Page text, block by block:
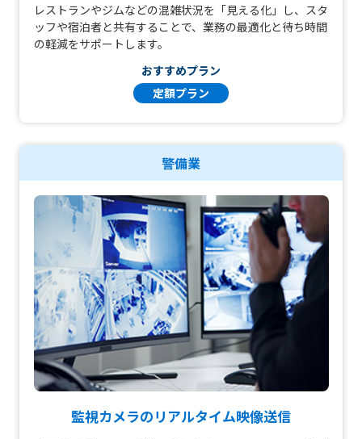
レストランやジムなどの混雑状況を「見える化」し、スタ
ッフや宿泊者と共有することで、業務の最適化と待ち時間
の軽減をサポートします。
おすすめプラン
定額プラン
警備業
監視カメラのリアルタイム映像送信